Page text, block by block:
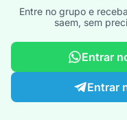
Entre no grupo e
saem, sem
Entrar
Entrar